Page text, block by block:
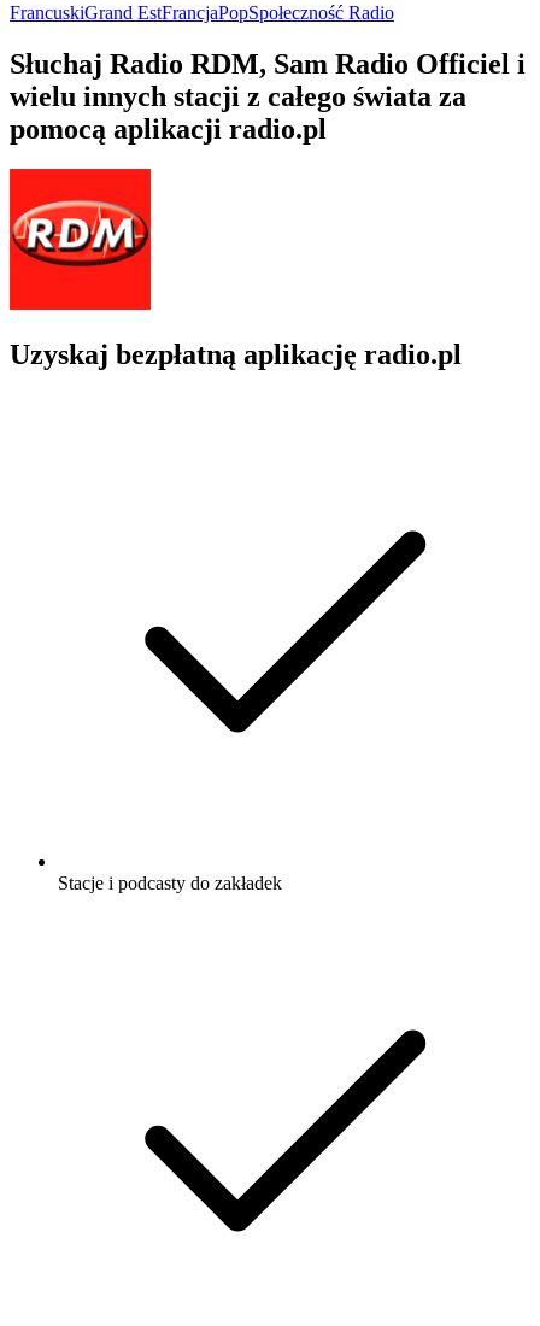
FrancuskiGrand EstFrancjaPopSpołeczność Radio
Słuchaj Radio RDM, Sam Radio Officiel i
wielu innych stacji z całego świata za
pomocą aplikacji radio.pl
Uzyskaj bezpłatną aplikację radio.pl
Stacje i podcasty do zakładek